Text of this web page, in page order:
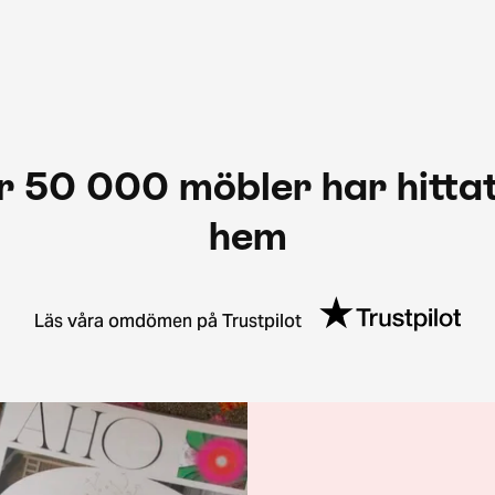
50 000 möbler har
hem
Läs våra omdömen på Trustpilot